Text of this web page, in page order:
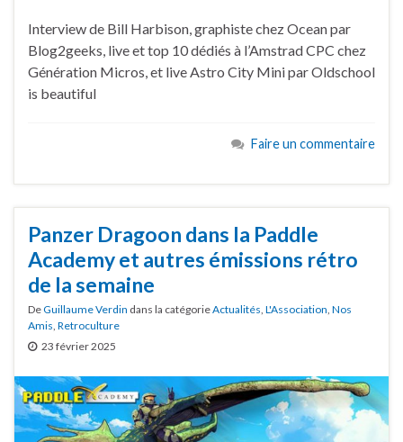
Interview de Bill Harbison, graphiste chez Ocean par
Blog2geeks, live et top 10 dédiés à l’Amstrad CPC chez
Génération Micros, et live Astro City Mini par Oldschool
is beautiful
Faire un commentaire
Panzer Dragoon dans la Paddle
Academy et autres émissions rétro
de la semaine
DeGuillaume Verdin dans la catégorieActualités, L'Association, Nos
Amis, Retroculture
23 février 2025